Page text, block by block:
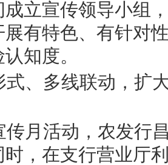
成立宣传领导小组
有特色、有针对
知度。
式、多线联动，扩
传月活动，农发行
，在支行营业厅